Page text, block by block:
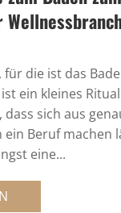
für die ist das
ein kleines
sich aus
Beruf machen
eine...